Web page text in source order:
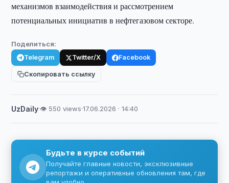
механизмов взаимодействия и рассмотрением
потенциальных инициатив в нефтегазовом секторе.
Поделиться:
Telegram Twitter/X Facebook
Скопировать ссылку
UzDaily·👁 550 views·17.06.2026 · 14:40
Будьте в курсе событий
Получайте главные новости, эксклюзивные
репортажи и оперативные обновления там, где